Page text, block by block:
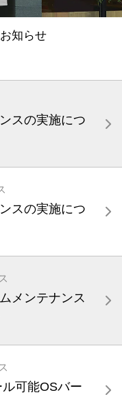
お知らせ
スの実施につ
スの実施につ
メンテナンス
ル可能OSバー